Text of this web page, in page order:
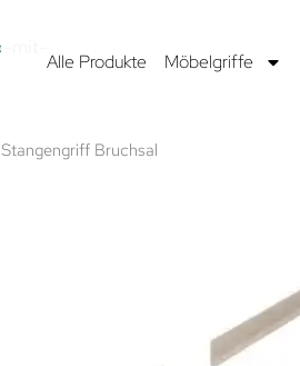
Alle Produkte Möbelgriffe
Stangengriff Bruchsal